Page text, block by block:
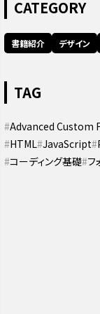
CATEGORY
書籍紹介 デザイン
TAG
Advanced Custom
HTML JavaScript
コーディング基礎 フ